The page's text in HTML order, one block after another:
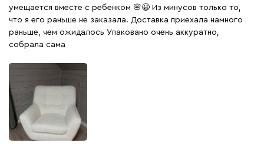
умещается вместе с ребенком 🌸😀 Из минусов только то,
что я его раньше не заказала. Доставка приехала намного
раньше, чем ожидалось Упаковано очень аккуратно,
собрала сама